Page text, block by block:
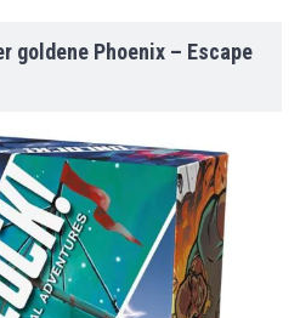
goldene Phoenix – Escape